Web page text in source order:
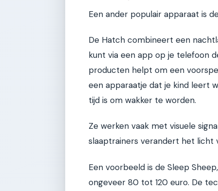
Een ander populair apparaat is
De Hatch combineert een
kunt via een app op je telefoon
producten helpt om een
een apparaatje dat je kind leert
tijd is om wakker te worden.
Ze werken vaak met visuele
slaaptrainers verandert het licht
Een voorbeeld is de Sleep
ongeveer 80 tot 120 euro. De